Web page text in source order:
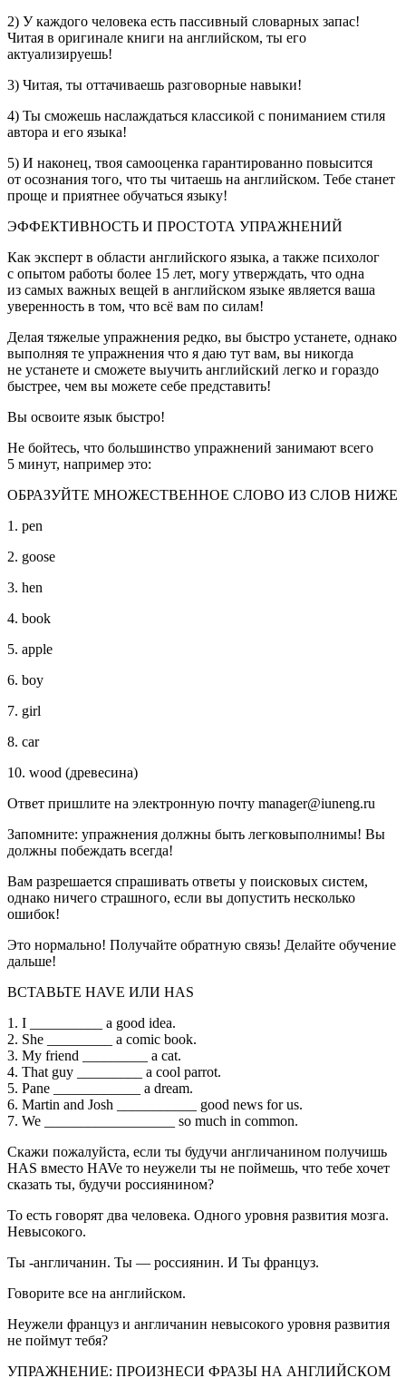
2) У каждого человека есть пассивный словарных запас!
Читая в оригинале книги на английском, ты его
актуализируешь!
3) Читая, ты оттачиваешь разговорные навыки!
4) Ты сможешь наслаждаться классикой с пониманием стиля
автора и его языка!
5) И наконец, твоя самооценка гарантированно повысится
от осознания того, что ты читаешь на английском. Тебе станет
проще и приятнее обучаться языку!
ЭФФЕКТИВНОСТЬ И ПРОСТОТА УПРАЖНЕНИЙ
Как эксперт в области английского языка, а также психолог
с опытом работы более 15 лет, могу утверждать, что одна
из самых важных вещей в английском языке является ваша
уверенность в том, что всё вам по силам!
Делая тяжелые упражнения редко, вы быстро устанете, однако
выполняя те упражнения что я даю тут вам, вы никогда
не устанете и сможете выучить английский легко и гораздо
быстрее, чем вы можете себе представить!
Вы освоите язык быстро!
Не бойтесь, что большинство упражнений занимают всего
5 минут, например это:
ОБРАЗУЙТЕ МНОЖЕСТВЕННОЕ СЛОВО ИЗ СЛОВ НИЖЕ
1. pen
2. goose
3. hen
4. book
5. apple
6. boy
7. girl
8. car
10. wood (древесина)
Ответ пришлите на электронную почту manager@iuneng.ru
Запомните: упражнения должны быть легковыполнимы! Вы
должны побеждать всегда!
Вам разрешается спрашивать ответы у поисковых систем,
однако ничего страшного, если вы допустить несколько
ошибок!
Это нормально! Получайте обратную связь! Делайте обучение
дальше!
ВСТАВЬТЕ HAVE ИЛИ HAS
1. I __________ a good idea.
2. She _________ a comic book.
3. My friend _________ a cat.
4. That guy _________ a cool parrot.
5. Pane ____________ a dream.
6. Martin and Josh ___________ good news for us.
7. We __________________ so much in common.
Скажи пожалуйста, если ты будучи англичанином получишь
HAS вместо HAVe то неужели ты не поймешь, что тебе хочет
сказать ты, будучи россиянином?
То есть говорят два человека. Одного уровня развития мозга.
Невысокого.
Ты -англичанин. Ты — россиянин. И Ты француз.
Говорите все на английском.
Неужели француз и англичанин невысокого уровня развития
не поймут тебя?
УПРАЖНЕНИЕ: ПРОИЗНЕСИ ФРАЗЫ НА АНГЛИЙСКОМ